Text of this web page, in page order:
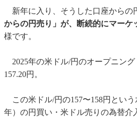
新年に入り、そうした口座からの
からの円売り」が、断続的にマーケ
様です。
2025年の米ドル/円のオープニン
157.20円。
この米ドル/円の157〜158円という
年）の円買い・米ドル売りの為替介